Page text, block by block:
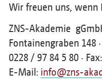
Wir freuen uns, wenn
ZNS-Akademie
Fontainengraben 148
0228 / 97 84 5 80 ·
E-Mail: info@zns-